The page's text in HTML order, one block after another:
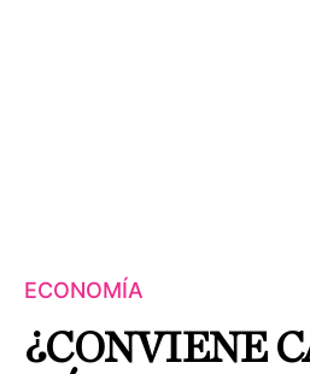
ECONOMÍA
¿CONVIENE